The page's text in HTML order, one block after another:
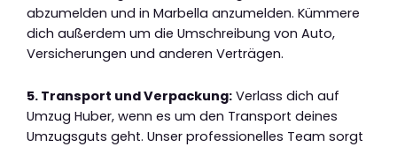
abzumelden und in Marbella anzumelden. Kümmere
dich außerdem um die Umschreibung von Auto,
Versicherungen und anderen Verträgen.
5. Transport und Verpackung: Verlass dich auf
Umzug Huber, wenn es um den Transport deines
Umzugsguts geht. Unser professionelles Team sorgt